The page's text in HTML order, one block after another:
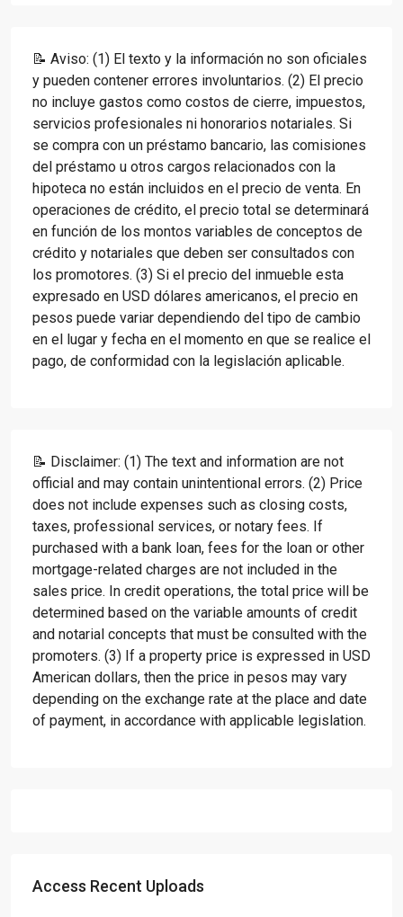
📝 Aviso: (1) El texto y la información no son oficiales
y pueden contener errores involuntarios. (2) El precio
no incluye gastos como costos de cierre, impuestos,
servicios profesionales ni honorarios notariales. Si
se compra con un préstamo bancario, las comisiones
del préstamo u otros cargos relacionados con la
hipoteca no están incluidos en el precio de venta. En
operaciones de crédito, el precio total se determinará
en función de los montos variables de conceptos de
crédito y notariales que deben ser consultados con
los promotores. (3) Si el precio del inmueble esta
expresado en USD dólares americanos, el precio en
pesos puede variar dependiendo del tipo de cambio
en el lugar y fecha en el momento en que se realice el
pago, de conformidad con la legislación aplicable.
📝 Disclaimer: (1) The text and information are not
official and may contain unintentional errors. (2) Price
does not include expenses such as closing costs,
taxes, professional services, or notary fees. If
purchased with a bank loan, fees for the loan or other
mortgage-related charges are not included in the
sales price. In credit operations, the total price will be
determined based on the variable amounts of credit
and notarial concepts that must be consulted with the
promoters. (3) If a property price is expressed in USD
American dollars, then the price in pesos may vary
depending on the exchange rate at the place and date
of payment, in accordance with applicable legislation.
Access Recent Uploads